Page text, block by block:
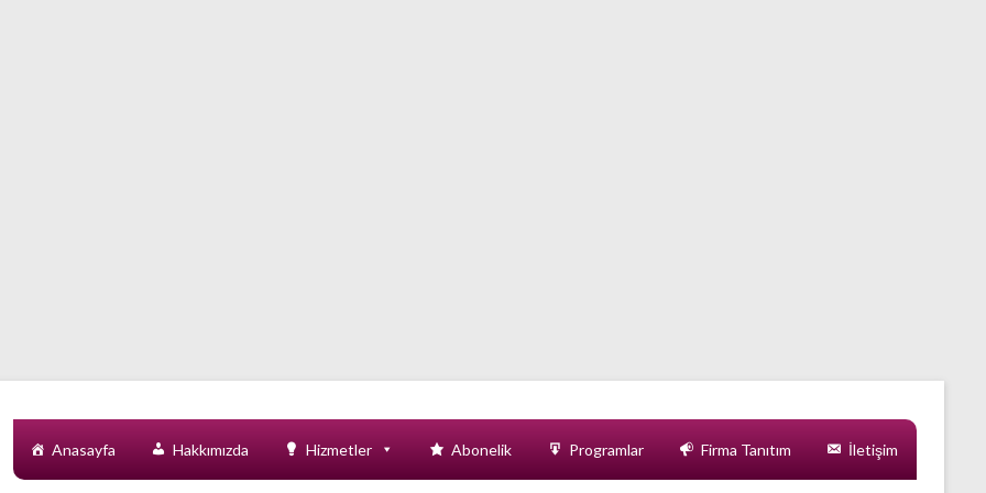
Anasayfa Hakkımızda Hizmetler Abonelik Programlar Firma Tanıtım İletişim